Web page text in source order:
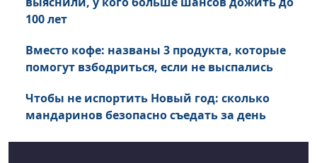
100 лет
Вместо кофе: названы 3 продукта, которые
помогут взбодриться, если не выспались
Чтобы не испортить Новый год: сколько
мандаринов безопасно съедать за день